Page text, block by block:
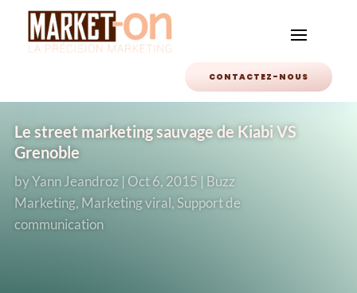
CONTACTEZ-NOUS
Le street marketing sauvage de Kiabi VS
Grenoble
byYann Jeandroz | Oct 6, 2015 | Buzz
Marketing, Marketing viral, Support de
communication